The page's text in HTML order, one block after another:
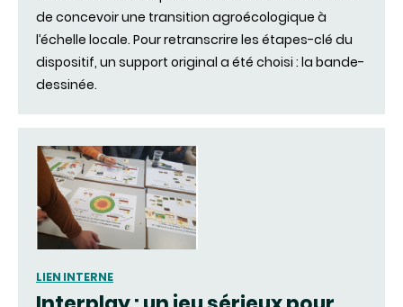
de concevoir une transition agroécologique à
l’échelle locale. Pour retranscrire les étapes-clé du
dispositif, un support original a été choisi : la bande-
dessinée.
LIEN INTERNE